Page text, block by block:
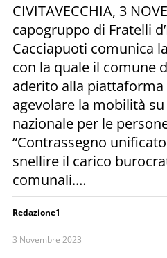
CIVITAVECCHIA, 3
capogruppo di Fratelli
Cacciapuoti comunica
con la quale il comune
aderito alla piattaforma
agevolare la mobilità
nazionale per le
“Contrassegno
snellire il carico
comunali.…
Redazione1
3 Novembre 2023